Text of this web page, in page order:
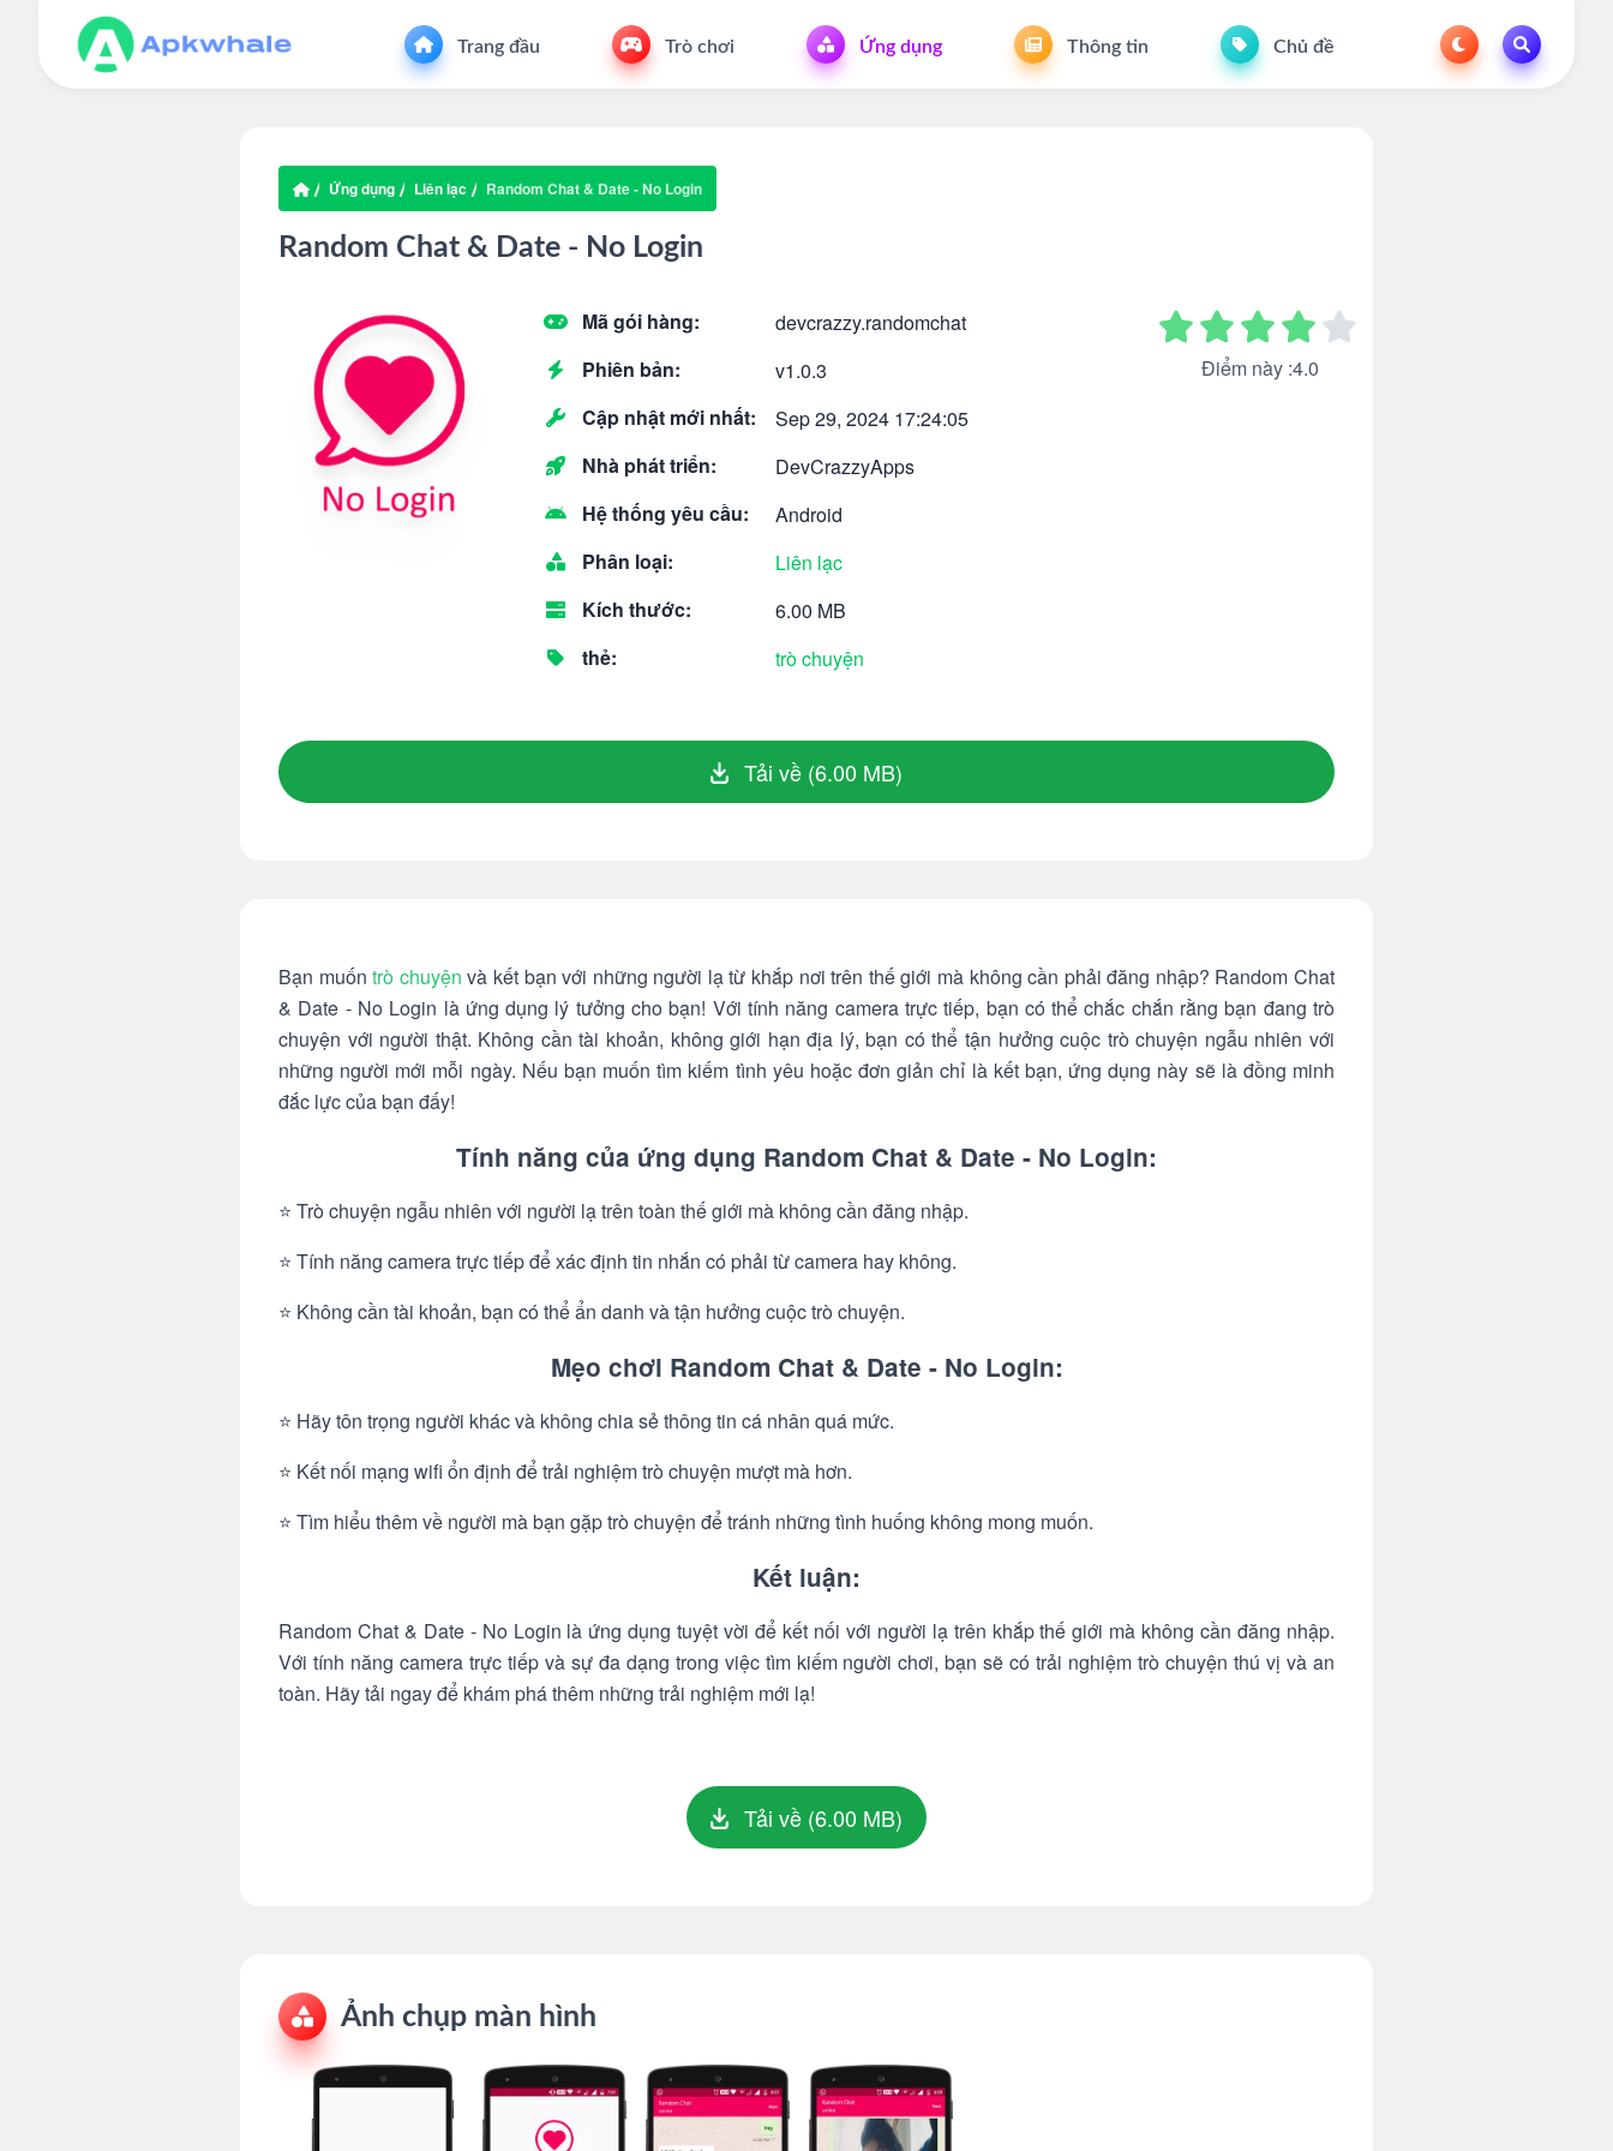
Trang đầu Trò chơi Ứng dụng Thông tin Chủ đề
Ứng dụng Liên lạc Random Chat & Date - No Login
Random Chat & Date - No Login
Mã gói hàng:
devcrazzy.randomchat
Phiên bản:
v1.0.3
Cập nhật mới nhất:
Sep 29, 2024 17:24:05
Nhà phát triển:
DevCrazzyApps
Hệ thống yêu cầu:
Android
Phân loại:
Liên lạc
Kích thước:
6.00 MB
thẻ:
trò chuyện
Điểm này :4.0
Tải về (6.00 MB)
Bạn muốntrò chuyện và kết bạn với những người lạ từ khắp nơi trên thế giới mà không cần phải đăng nhập? Random Chat
& Date - No Login là ứng dụng lý tưởng cho bạn! Với tính năng camera trực tiếp, bạn có thể chắc chắn rằng bạn đang trò
chuyện với người thật. Không cần tài khoản, không giới hạn địa lý, bạn có thể tận hưởng cuộc trò chuyện ngẫu nhiên với
những người mới mỗi ngày. Nếu bạn muốn tìm kiếm tình yêu hoặc đơn giản chỉ là kết bạn, ứng dụng này sẽ là đồng minh
đắc lực của bạn đấy!
Tính năng của ứng dụng Random Chat & Date - No Login:
⭐ Trò chuyện ngẫu nhiên với người lạ trên toàn thế giới mà không cần đăng nhập.
⭐ Tính năng camera trực tiếp để xác định tin nhắn có phải từ camera hay không.
⭐ Không cần tài khoản, bạn có thể ẩn danh và tận hưởng cuộc trò chuyện.
Mẹo chơi Random Chat & Date - No Login:
⭐ Hãy tôn trọng người khác và không chia sẻ thông tin cá nhân quá mức.
⭐ Kết nối mạng wifi ổn định để trải nghiệm trò chuyện mượt mà hơn.
⭐ Tìm hiểu thêm về người mà bạn gặp trò chuyện để tránh những tình huống không mong muốn.
Kết luận:
Random Chat & Date - No Login là ứng dụng tuyệt vời để kết nối với người lạ trên khắp thế giới mà không cần đăng nhập.
Với tính năng camera trực tiếp và sự đa dạng trong việc tìm kiếm người chơi, bạn sẽ có trải nghiệm trò chuyện thú vị và an
toàn. Hãy tải ngay để khám phá thêm những trải nghiệm mới lạ!
Tải về (6.00 MB)
Ảnh chụp màn hình